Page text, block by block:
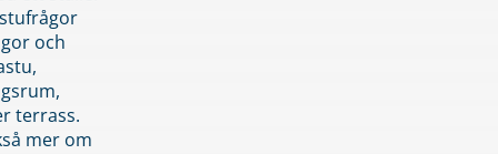
och
terrass.
mer om